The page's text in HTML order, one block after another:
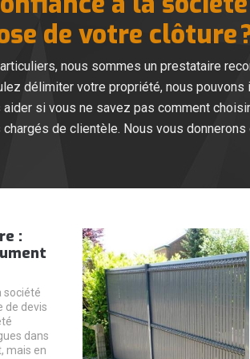
de votre clôture
nous sommes un prestataire
délimiter votre propriété, nous pouvons
si vous ne savez pas comment
de clientèle. Nous vous
:
société
de devis
dans
mais en